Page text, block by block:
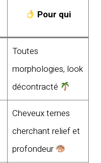
Pour qui
Toutes
morphologies, look
décontracté
Cheveux ternes
cherchant relief et
profondeur